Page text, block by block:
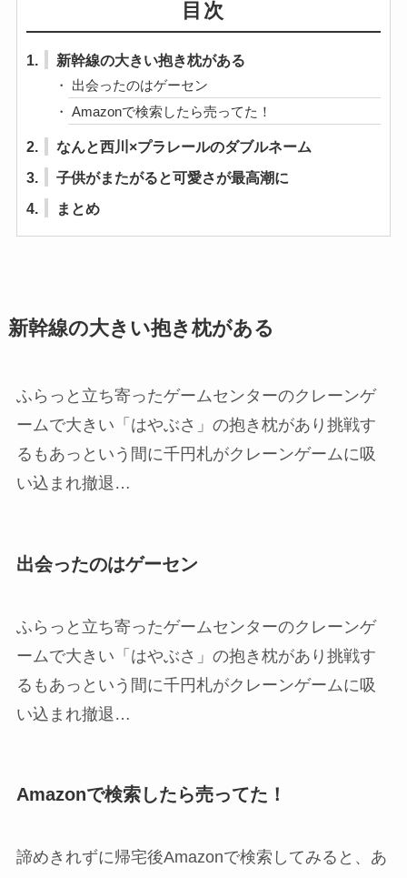
目次
1. 新幹線の大きい抱き枕がある
出会ったのはゲーセン
Amazonで検索したら売ってた！
2.
なんと西川×プラレールのダブルネーム
3.
子供がまたがると可愛さが最高潮に
4.
まとめ
新幹線の大きい抱き枕がある
ふらっと立ち寄ったゲームセンターのクレーンゲ
ームで大きい「はやぶさ」の抱き枕があり挑戦す
るもあっという間に千円札がクレーンゲームに吸
い込まれ撤退…
出会ったのはゲーセン
ふらっと立ち寄ったゲームセンターのクレーンゲ
ームで大きい「はやぶさ」の抱き枕があり挑戦す
るもあっという間に千円札がクレーンゲームに吸
い込まれ撤退…
Amazonで検索したら売ってた！
諦めきれずに帰宅後Amazonで検索してみると、あ